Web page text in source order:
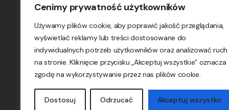
Cenimy prywatność użytkowników
Używamy plików cookie, aby poprawić jakość przeglądania,
wyświetlać reklamy lub treści dostosowane do
indywidualnych potrzeb użytkowników oraz analizować ruch
na stronie. Kliknięcie przycisku „Akceptuj wszystkie” oznacza
zgodę na wykorzystywanie przez nas plików cookie.
Dostosuj Odrzucać Akceptuj wszystko
orders.maxlight@maxfliz.pl
© Maxlight - All rights reserved.